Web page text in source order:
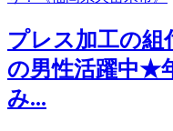
プレス加工の組
の男性活躍中★
み...